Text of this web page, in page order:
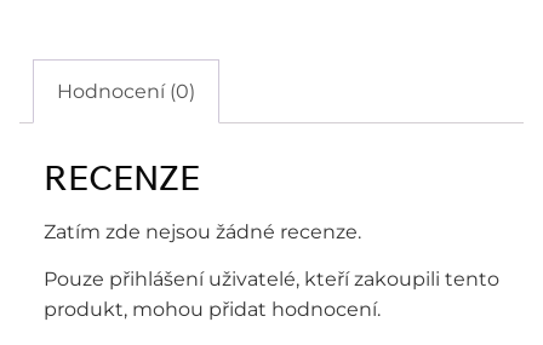
Hodnocení (0)
RECENZE
Zatím zde nejsou žádné recenze.
Pouze přihlášení uživatelé, kteří zakoupili tento
produkt, mohou přidat hodnocení.